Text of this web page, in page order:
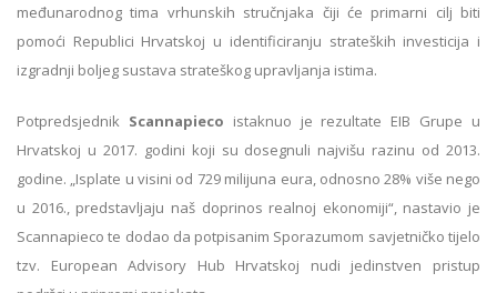
međunarodnog tima vrhunskih stručnjaka čiji će primarni cilj biti
pomoći Republici Hrvatskoj u identificiranju strateških investicija i
izgradnji boljeg sustava strateškog upravljanja istima.
Potpredsjednik Scannapieco istaknuo je rezultate EIB Grupe u
Hrvatskoj u 2017. godini koji su dosegnuli najvišu razinu od 2013.
godine. „Isplate u visini od 729 milijuna eura, odnosno 28% više nego
u 2016., predstavljaju naš doprinos realnoj ekonomiji“, nastavio je
Scannapieco te dodao da potpisanim Sporazumom savjetničko tijelo
tzv. European Advisory Hub Hrvatskoj nudi jedinstven pristup